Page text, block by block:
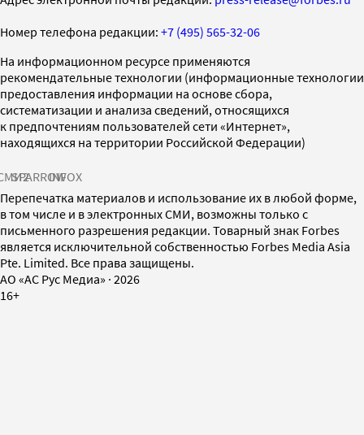
Номер телефона редакции: +7 (495) 565-32-06
На информационном ресурсе применяются
рекомендательные технологии (информационные технологии
предоставления информации на основе сбора,
систематизации и анализа сведений, относящихся
к предпочтениям пользователей сети «Интернет»,
находящихся на территории Российской Федерации)
SPARROWINFOX
Перепечатка материалов и использование их в любой форме,
в том числе и в электронных СМИ, возможны только с
письменного разрешения редакции. Товарный знак Forbes
является исключительной собственностью Forbes Media Asia
Pte. Limited. Все права защищены.
AO «АС Рус Медиа» · 2026
16+